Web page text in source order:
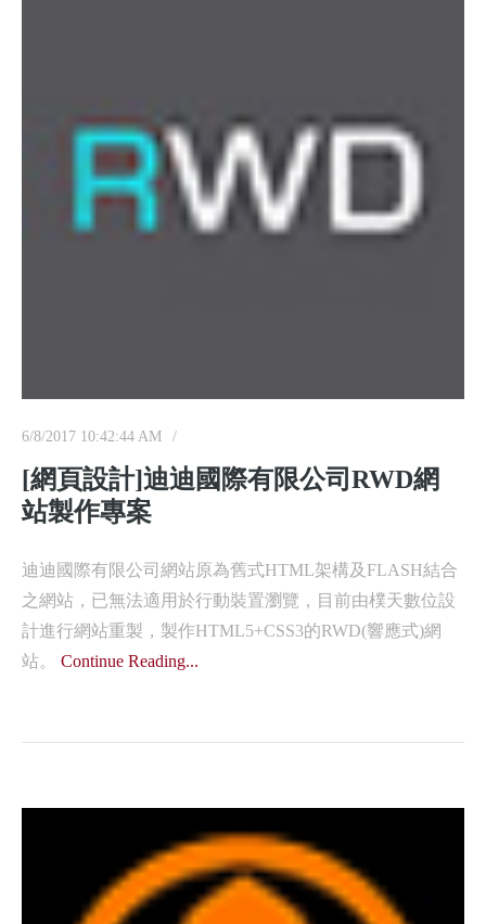
6/8/2017 10:42:44 AM
[網頁設計]迪迪國際有限公司RWD網
站製作專案
迪迪國際有限公司網站原為舊式HTML架構及FLASH結合
之網站，已無法適用於行動裝置瀏覽，目前由樸天數位設
計進行網站重製，製作HTML5+CSS3的RWD(響應式)網
站。 Continue Reading...